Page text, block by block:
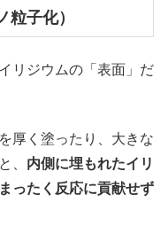
子化）
リジウムの「表面」だ
厚く塗ったり、大きな
、 内側に埋もれたイリ
ったく反応に貢献せず